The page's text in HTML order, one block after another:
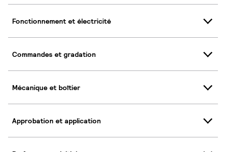
Fonctionnement et électricité
Commandes et gradation
Mécanique et boîtier
Approbation et application